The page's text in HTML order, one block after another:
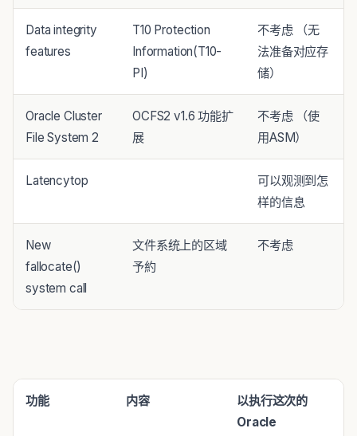
Data integrity
features
T10 Protection
Information(T10-
PI)
不考虑 （无
法准备对应存
储）
Oracle Cluster
File System 2
OCFS2 v1.6 功能扩
展
不考虑 （使
用ASM）
Latencytop
可以观测到怎
样的信息
New
fallocate()
system call
文件系统上的区域
予約
不考虑
功能 内容 以执行这次的
Oracle